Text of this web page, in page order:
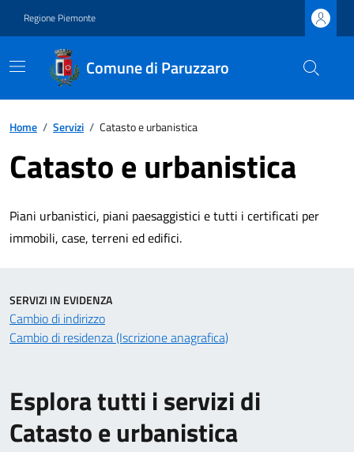
Regione Piemonte
Comune di Paruzzaro
Home / Servizi / Catasto e urbanistica
Catasto e urbanistica
Piani urbanistici, piani paesaggistici e tutti i certificati per
immobili, case, terreni ed edifici.
Esplora tutti i servizi di
Catasto e urbanistica
SERVIZI IN EVIDENZA
Cambio di indirizzo
Cambio di residenza (Iscrizione anagrafica)